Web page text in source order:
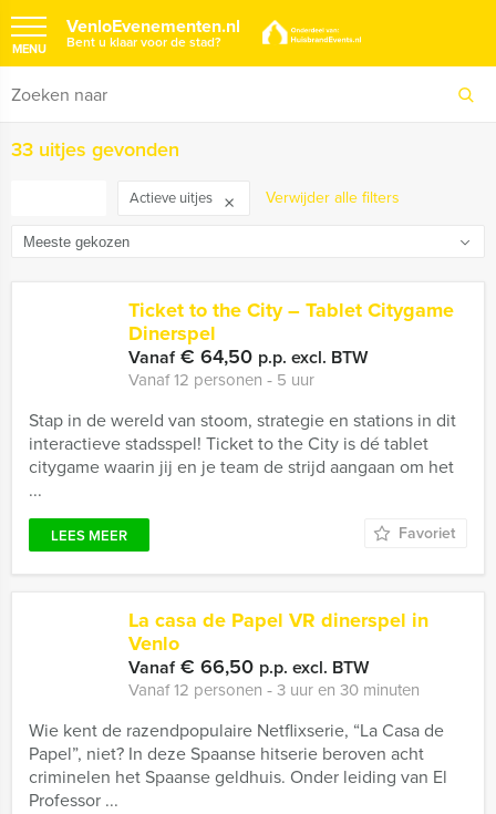
VenloEvenementen.nl
Bent u klaar voor de stad?
MENU
33 uitjes gevonden
Actieve uitjes Verwijder alle filters
Ticket to the City – Tablet Citygame
Dinerspel
Vanaf€ 64,50 p.p. excl. BTW
Vanaf 12 personen ‐ 5 uur
Stap in de wereld van stoom, strategie en stations in dit
interactieve stadsspel! Ticket to the City is dé tablet
citygame waarin jij en je team de strijd aangaan om het
...
LEES MEER Favoriet
La casa de Papel VR dinerspel in
Venlo
Vanaf€ 66,50 p.p. excl. BTW
Vanaf 12 personen ‐ 3 uur en 30 minuten
Wie kent de razendpopulaire Netflixserie, “La Casa de
Papel”, niet? In deze Spaanse hitserie beroven acht
criminelen het Spaanse geldhuis. Onder leiding van El
Professor ...